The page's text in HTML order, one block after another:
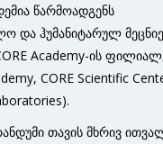
წარმოადგენს
და ჰუმანიტარულ
Academy-ის
CORE Scientific
თავის მხრივ